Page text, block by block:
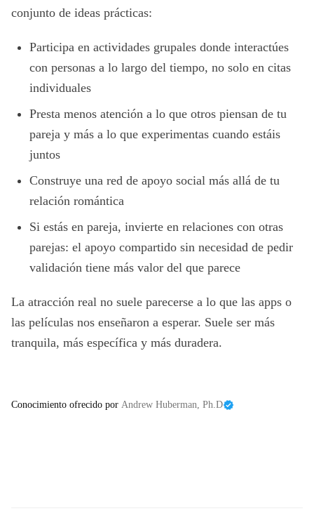
conjunto de ideas prácticas:
Participa en actividades grupales donde interactúes
con personas a lo largo del tiempo, no solo en citas
individuales
Presta menos atención a lo que otros piensan de tu
pareja y más a lo que experimentas cuando estáis
juntos
Construye una red de apoyo social más allá de tu
relación romántica
Si estás en pareja, invierte en relaciones con otras
parejas: el apoyo compartido sin necesidad de pedir
validación tiene más valor del que parece
La atracción real no suele parecerse a lo que las apps o
las películas nos enseñaron a esperar. Suele ser más
tranquila, más específica y más duradera.
Conocimiento ofrecido por Andrew Huberman, Ph.D